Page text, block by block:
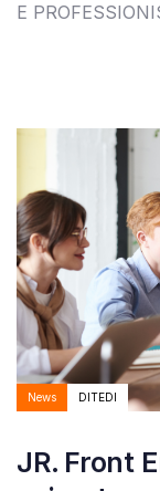
E
News DITEDI
JR. Front